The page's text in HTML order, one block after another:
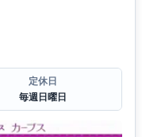
定休日
毎週日曜日